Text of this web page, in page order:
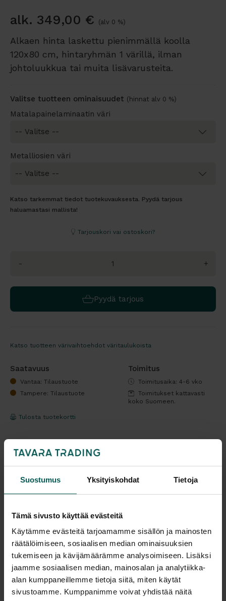
Suostumus Yksityiskohdat Tietoja
Tämä sivusto käyttää evästeitä
Käytämme evästeitä tarjoamamme sisällön ja mainosten
räätälöimiseen, sosiaalisen median ominaisuuksien
tukemiseen ja kävijämäärämme analysoimiseen. Lisäksi
jaamme sosiaalisen median, mainosalan ja analytiikka-
alan kumppaneillemme tietoja siitä, miten käytät
sivustoamme. Kumppanimme voivat yhdistää näitä
alk. 349,00 € (alv 0 %)
Alkaen hinta laskettu pienimmällä koolla
120x80 cm, hintaryhmän 1 värillä, ilman
johtoluukkua tai muita lisävarusteita.
Valitse tuotteen ominaisuudet (hinnat alv 0 %)
Matalapainelaminaatin väri
Metalliosien väri
Katso tarkemmat tiedot tuotekuvauksesta. Pyydä tarjous
haluamastasi mallista!
Tarjouskori vai ostoskori?
- +
Pyydä tarjous
Katso tuotteen värivaihtoehdot väritaulukoista
Saatavuus
Vantaa: Tilaustuote
Tampere: Tilaustuote
Toimitus
Toimitusaika: 4-6 vko
Toimitukset kattavasti
koko Suomeen.
Tulosta tuotekortti
Kaikki valmistajan tuotteet tilattavissa kauttamme.
Tuotekuvaus
NARBUTAKSEN T-EASY on kätevä suorakaidepöytä
T-jaloilla. Sopii esim. neuvottelupöydäksi tai
työpöydäksi. Pöytälevy matalapainelaminaattia,
värivaihtoehtoja, ABS reunalista kannen sävyyn,